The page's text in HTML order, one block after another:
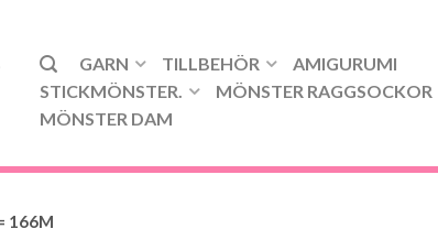
GARN TILLBEHÖR
AMIGURUMI
STICKMÖNSTER.
MÖNSTER RAGGSOCKOR
MÖNSTER DAM
166M